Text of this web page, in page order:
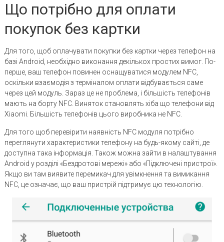
Що потрібно для оплати
покупок без картки
Для того, щоб оплачувати покупки без картки через телефон на
базі Android, необхідно виконання декількох простих вимог. По-
перше, ваш телефон повинен оснащуватися модулем NFC,
оскільки взаємодія з терміналом оплати відбувається саме
через цей модуль. Зараз це не проблема, і більшість телефонів
мають на борту NFC. Виняток становлять хіба що телефони від
Xiaomi. Більшість телефонів цього виробника не NFC.
Для того щоб перевірити наявність NFC модуля потрібно
переглянути характеристики телефону на будь-якому сайті, де
доступна така інформація. Також можна зайти в налаштування
Android у розділі «Бездротові мережі» або «Підключені пристрої».
Якщо ви там виявите перемикач для увімкнення та вимикання
NFC, це означає, що ваш пристрій підтримує цю технологію.